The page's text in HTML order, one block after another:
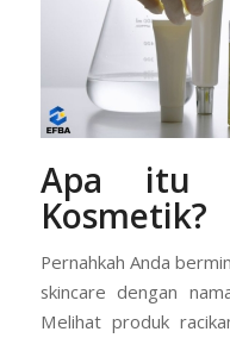
Apa itu
Kosmetik?
Pernahkah Anda
skincare dengan
Melihat produk